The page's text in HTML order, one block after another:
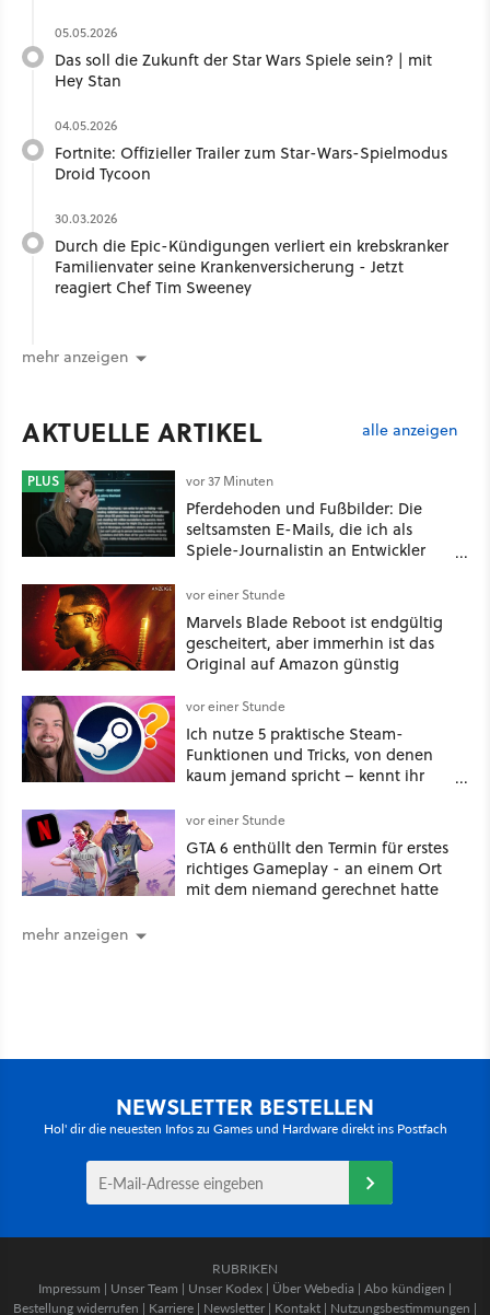
05.05.2026
Das soll die Zukunft der Star Wars Spiele sein? | mit
Hey Stan ​
04.05.2026
Fortnite: Offizieller Trailer zum Star-Wars-Spielmodus
Droid Tycoon
30.03.2026
Durch die Epic-Kündigungen verliert ein krebskranker
Familienvater seine Krankenversicherung - Jetzt
reagiert Chef Tim Sweeney
mehr anzeigen
AKTUELLE ARTIKEL alle anzeigen
PLUS vor 37 Minuten
Pferdehoden und Fußbilder: Die
seltsamsten E-Mails, die ich als
Spiele-Journalistin an Entwickler
vor einer Stunde
Marvels Blade Reboot ist endgültig
gescheitert, aber immerhin ist das
Original auf Amazon günstig
vor einer Stunde
Ich nutze 5 praktische Steam-
Funktionen und Tricks, von denen
kaum jemand spricht – kennt ihr
vor einer Stunde
GTA 6 enthüllt den Termin für erstes
richtiges Gameplay - an einem Ort
mit dem niemand gerechnet hatte
mehr anzeigen
NEWSLETTER BESTELLEN
Hol' dir die neuesten Infos zu Games und Hardware direkt ins Postfach
RUBRIKEN
Impressum | Unser Team | Unser Kodex | Über Webedia | Abo kündigen |
Bestellung widerrufen | Karriere | Newsletter | Kontakt | Nutzungsbestimmungen |